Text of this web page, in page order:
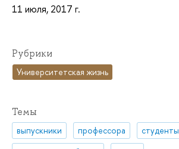
11 июля, 2017 г.
Рубрики
Университетская жизнь
Темы
выпускники профессора
студенты